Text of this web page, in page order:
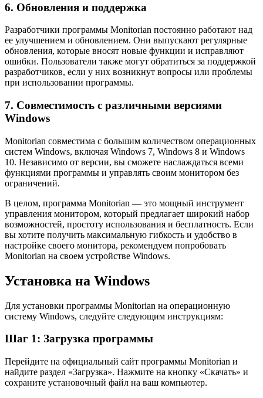
6. Обновления и поддержка
Разработчики программы Monitorian постоянно работают над
ее улучшением и обновлением. Они выпускают регулярные
обновления, которые вносят новые функции и исправляют
ошибки. Пользователи также могут обратиться за поддержкой
разработчиков, если у них возникнут вопросы или проблемы
при использовании программы.
7. Совместимость с различными версиями
Windows
Monitorian совместима с большим количеством операционных
систем Windows, включая Windows 7, Windows 8 и Windows
10. Независимо от версии, вы сможете наслаждаться всеми
функциями программы и управлять своим монитором без
ограничений.
В целом, программа Monitorian — это мощный инструмент
управления монитором, который предлагает широкий набор
возможностей, простоту использования и бесплатность. Если
вы хотите получить максимальную гибкость и удобство в
настройке своего монитора, рекомендуем попробовать
Monitorian на своем устройстве Windows.
Установка на Windows
Для установки программы Monitorian на операционную
систему Windows, следуйте следующим инструкциям:
Шаг 1: Загрузка программы
Перейдите на официальный сайт программы Monitorian и
найдите раздел «Загрузка». Нажмите на кнопку «Скачать» и
сохраните установочный файл на ваш компьютер.